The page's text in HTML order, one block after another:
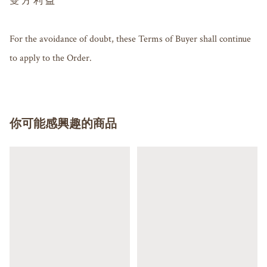
For the avoidance of doubt, these Terms of Buyer shall continue
你可能感興趣的商品